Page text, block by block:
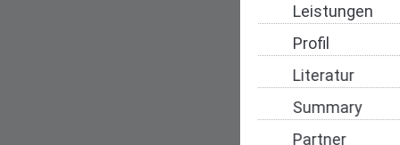
Leistungen
Profil
Literatur
Summary
Partner